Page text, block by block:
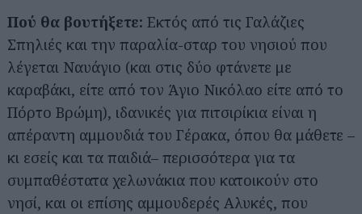
Πού θα βουτήξετε: Εκτός από τις Γαλάζιες
Σπηλιές και την παραλία-σταρ του νησιού που
λέγεται Ναυάγιο (και στις δύο φτάνετε με
καραβάκι, είτε από τον Άγιο Νικόλαο είτε από το
Πόρτο Βρώμη), ιδανικές για πιτσιρίκια είναι η
απέραντη αμμουδιά του Γέρακα, όπου θα μάθετε –
κι εσείς και τα παιδιά– περισσότερα για τα
συμπαθέστατα χελωνάκια που κατοικούν στο
νησί, και οι επίσης αμμουδερές Αλυκές, που